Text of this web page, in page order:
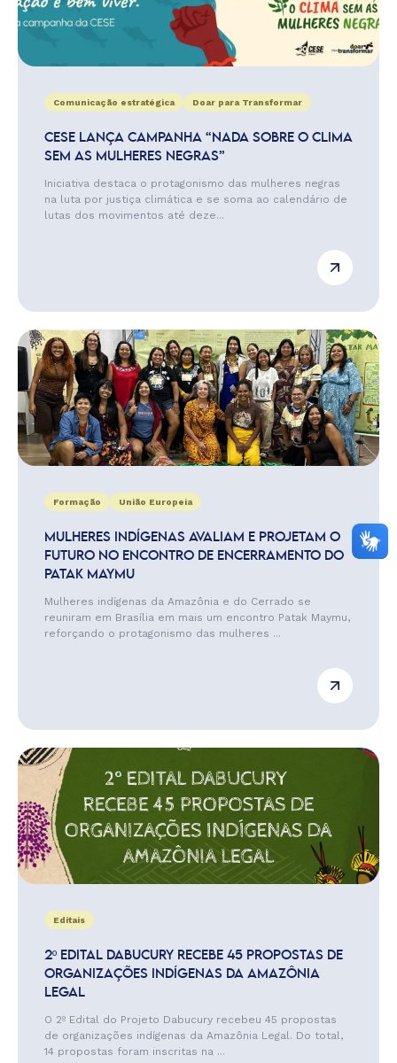
Comunicação estratégica Doar para Transformar
CESE LANÇA CAMPANHA “NADA SOBRE O CLIMA
SEM AS MULHERES NEGRAS”
Iniciativa destaca o protagonismo das mulheres negras
na luta por justiça climática e se soma ao calendário de
lutas dos movimentos até deze...
Formação União Europeia
MULHERES INDÍGENAS AVALIAM E PROJETAM O
FUTURO NO ENCONTRO DE ENCERRAMENTO DO
PATAK MAYMU
Mulheres indígenas da Amazônia e do Cerrado se
reuniram em Brasília em mais um encontro Patak Maymu,
reforçando o protagonismo das mulheres ...
Editais
2º EDITAL DABUCURY RECEBE 45 PROPOSTAS DE
ORGANIZAÇÕES INDÍGENAS DA AMAZÔNIA
LEGAL
O 2º Edital do Projeto Dabucury recebeu 45 propostas
de organizações indígenas da Amazônia Legal. Do total,
14 propostas foram inscritas na ...